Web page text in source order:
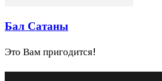
Бал Сатаны
Это Вам пригодится!